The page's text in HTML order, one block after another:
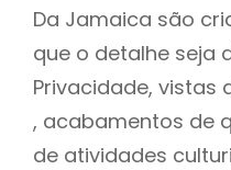
Da Jamaica são
que o detalhe seja
Privacidade, vistas
, acabamentos de
de atividades